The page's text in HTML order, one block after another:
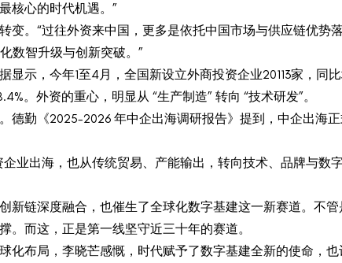
核心的时代机遇。”
变。“过往外资来中国，更多是依托中国市场与供应链优势
数智升级与创新突破。”
示，今年1至4月，全国新设立外商投资企业20113家，同
。外资的重心，明显从 “生产制造” 转向 “技术研发”。
德勤《2025-2026 年中企出海调研报告》提到，中企出海
业出海，也从传统贸易、产能输出，转向技术、品牌与数
新链深度融合，也催生了全球化数字基建这一新赛道。不
而这，正是第一线坚守近三十年的赛道。
化布局，李晓芒感慨，时代赋予了数字基建全新的使命，也